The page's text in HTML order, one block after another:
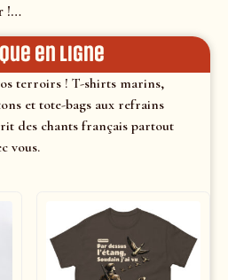
!…
en ligne
terroirs ! T-shirts marins,
et tote-bags aux refrains
des chants français partout
vous.